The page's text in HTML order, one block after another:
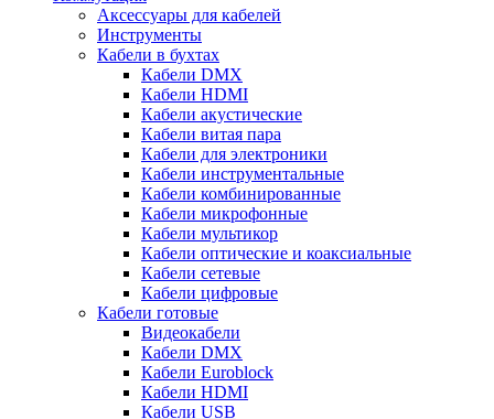
Аксессуары для кабелей
Инструменты
Кабели в бухтах
Кабели DMX
Кабели HDMI
Кабели акустические
Кабели витая пара
Кабели для электроники
Кабели инструментальные
Кабели комбинированные
Кабели микрофонные
Кабели мультикор
Кабели оптические и коаксиальные
Кабели сетевые
Кабели цифровые
Кабели готовые
Видеокабели
Кабели DMX
Кабели Euroblock
Кабели HDMI
Кабели USB